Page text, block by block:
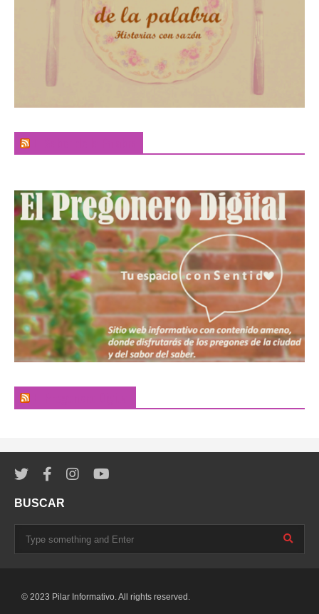
BUSCAR
© 2023 Pilar Informativo. All rights reserved.